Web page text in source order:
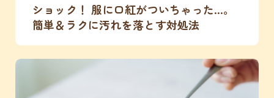
ショック！ 服に口紅がついちゃった…。
簡単＆ラクに汚れを落とす対処法